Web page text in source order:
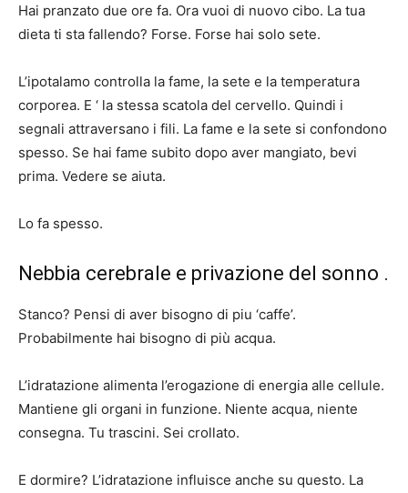
Hai pranzato due ore fa. Ora vuoi di nuovo cibo. La tua
dieta ti sta fallendo? Forse. Forse hai solo sete.
L’ipotalamo controlla la fame, la sete e la temperatura
corporea. E ‘ la stessa scatola del cervello. Quindi i
segnali attraversano i fili. La fame e la sete si confondono
spesso. Se hai fame subito dopo aver mangiato, bevi
prima. Vedere se aiuta.
Lo fa spesso.
Nebbia cerebrale e privazione del sonno .
Stanco? Pensi di aver bisogno di piu ‘caffe’.
Probabilmente hai bisogno di più acqua.
L’idratazione alimenta l’erogazione di energia alle cellule.
Mantiene gli organi in funzione. Niente acqua, niente
consegna. Tu trascini. Sei crollato.
E dormire? L’idratazione influisce anche su questo. La